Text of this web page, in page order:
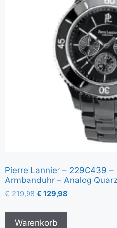
Pierre Lannier – 229C439 –
Armbanduhr – Analog Quarz
€219,98 € 129,98
Warenkorb